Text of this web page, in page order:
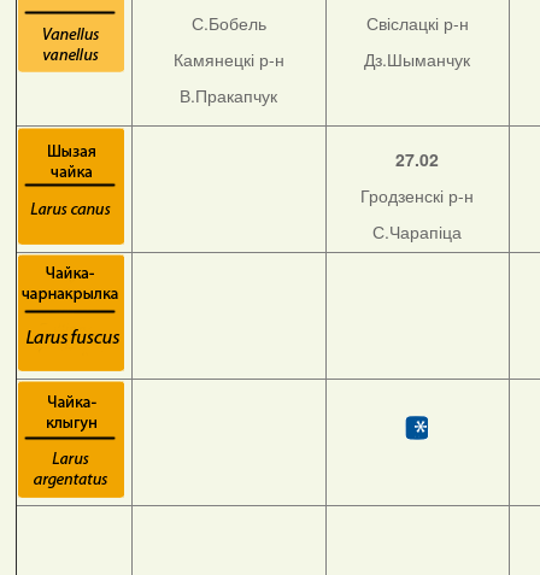
С.Бобель
Камянецкі р-н
В.Пракапчук
Свіслацкі р-н
Дз.Шыманчук
27.02
Гродзенскі р-н
С.Чарапіца